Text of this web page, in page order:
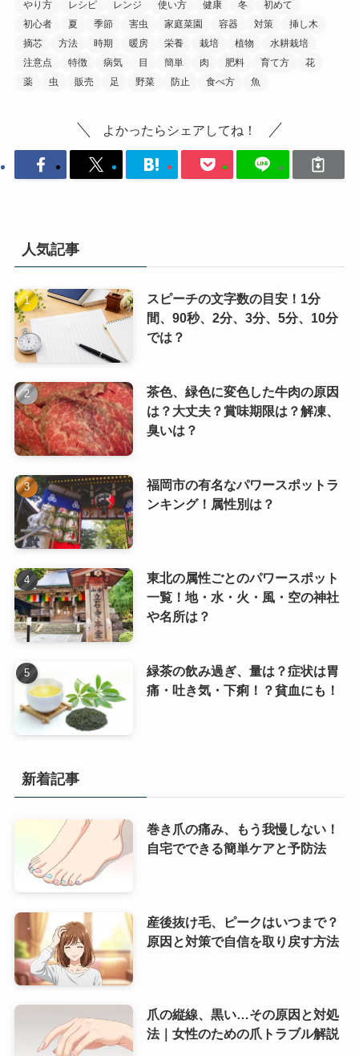
やり方
レシピ レンジ 使い方 健康 冬
初めて
初心者
夏 季節 害虫 家庭菜園 容器 対策
挿し木
摘芯
方法 時期 暖房 栄養 栽培 植物
水耕栽培
注意点
特徴 病気 目 簡単 肉 肥料 育て方
花
薬
虫 販売 足 野菜 防止 食べ方 魚
よかったらシェアしてね！
人気記事
スピーチの文字数の目安！1分
間、90秒、2分、3分、5分、10分
では？
茶色、緑色に変色した牛肉の原因
は？大丈夫？賞味期限は？解凍、
臭いは？
福岡市の有名なパワースポットラ
ンキング！属性別は？
東北の属性ごとのパワースポット
一覧！地・水・火・風・空の神社
や名所は？
緑茶の飲み過ぎ、量は？症状は胃
痛・吐き気・下痢！？貧血にも！
新着記事
巻き爪の痛み、もう我慢しない！
自宅でできる簡単ケアと予防法
産後抜け毛、ピークはいつまで？
原因と対策で自信を取り戻す方法
爪の縦線、黒い…その原因と対処
法｜女性のための爪トラブル解説